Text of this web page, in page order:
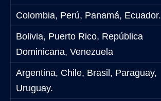
Colombia, Perú, Panamá, Ecuador.
Bolivia, Puerto Rico, República
Dominicana, Venezuela
Argentina, Chile, Brasil, Paraguay,
Uruguay.